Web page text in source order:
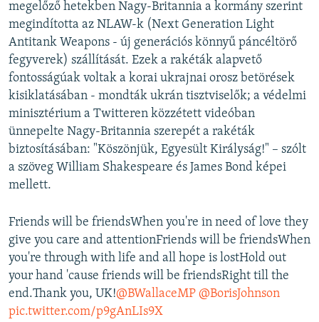
megelőző hetekben Nagy-Britannia a kormány szerint
megindította az NLAW-k (Next Generation Light
Antitank Weapons - új generációs könnyű páncéltörő
fegyverek) szállítását. Ezek a rakéták alapvető
fontosságúak voltak a korai ukrajnai orosz betörések
kisiklatásában - mondták ukrán tisztviselők; a védelmi
minisztérium a Twitteren közzétett videóban
ünnepelte Nagy-Britannia szerepét a rakéták
biztosításában: "Köszönjük, Egyesült Királyság!" – szólt
a szöveg William Shakespeare és James Bond képei
mellett.
Friends will be friendsWhen you're in need of love they
give you care and attentionFriends will be friendsWhen
you're through with life and all hope is lostHold out
your hand 'cause friends will be friendsRight till the
end.Thank you, UK!@BWallaceMP @BorisJohnson
pic.twitter.com/p9gAnLIs9X